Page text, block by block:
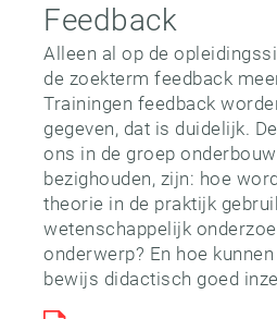
Feedback
Alleen al op de
de zoekterm feedback
Trainingen feedback
gegeven, dat is duidelijk.
ons in de groep
bezighouden, zijn: hoe
theorie in de praktijk
wetenschappelijk
onderwerp? En hoe
bewijs didactisch goed